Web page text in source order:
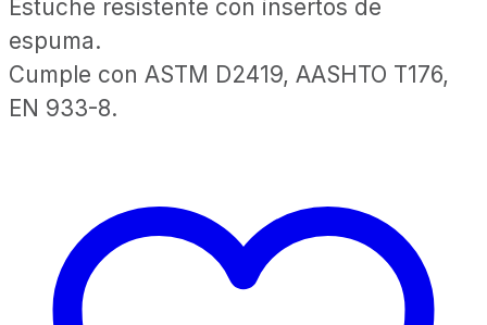
Estuche resistente con insertos de
espuma.
Cumple con ASTM D2419, AASHTO T176,
EN 933-8.